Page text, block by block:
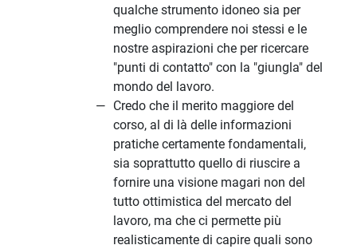
qualche strumento idoneo sia per
meglio comprendere noi stessi e le
nostre aspirazioni che per ricercare
"punti di contatto" con la "giungla" del
mondo del lavoro.
Credo che il merito maggiore del
corso, al di là delle informazioni
pratiche certamente fondamentali,
sia soprattutto quello di riuscire a
fornire una visione magari non del
tutto ottimistica del mercato del
lavoro, ma che ci permette più
realisticamente di capire quali sono